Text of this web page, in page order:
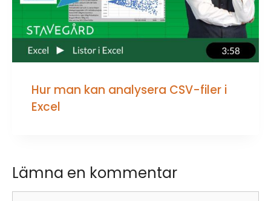
Hur man kan analysera CSV-filer i
Excel
Lämna en kommentar